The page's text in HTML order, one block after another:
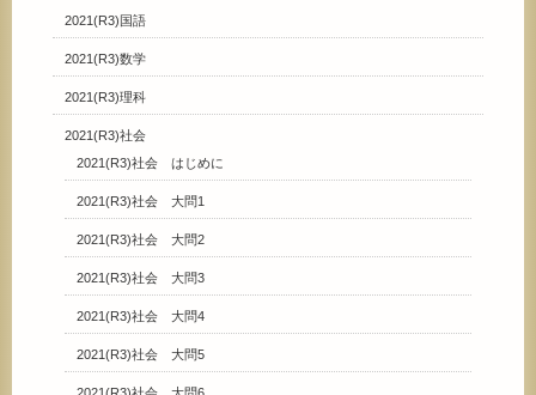
2021(R3)国語
2021(R3)数学
2021(R3)理科
2021(R3)社会
2021(R3)社会 はじめに
2021(R3)社会 大問1
2021(R3)社会 大問2
2021(R3)社会 大問3
2021(R3)社会 大問4
2021(R3)社会 大問5